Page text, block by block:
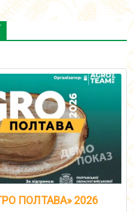
ПОЛТАВА» 2026